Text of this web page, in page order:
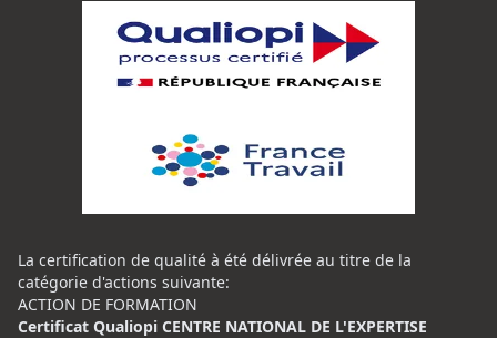
La certification de qualité à été délivrée au titre de la
catégorie d'actions suivante:
ACTION DE FORMATION
Certificat Qualiopi CENTRE NATIONAL DE L'EXPERTISE